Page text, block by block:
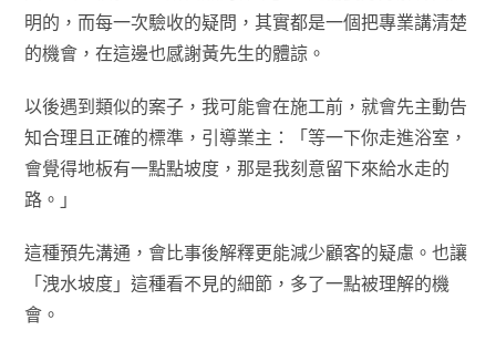
明的，而每一次驗收的疑問，其實都是一個把專業講清楚
的機會，在這邊也感謝黃先生的體諒。
以後遇到類似的案子，我可能會在施工前，就會先主動告
知合理且正確的標準，引導業主：「等一下你走進浴室，
會覺得地板有一點點坡度，那是我刻意留下來給水走的
路。」
這種預先溝通，會比事後解釋更能減少顧客的疑慮。也讓
「洩水坡度」這種看不見的細節，多了一點被理解的機
會。